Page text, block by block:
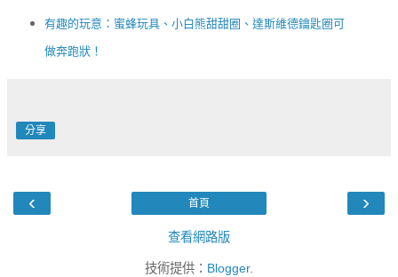
有趣的玩意：蜜蜂玩具、小白熊甜甜圈、達斯維德鑰匙圈可
做奔跑狀！
分享
‹ ›
首頁
查看網路版
技術提供： Blogger.